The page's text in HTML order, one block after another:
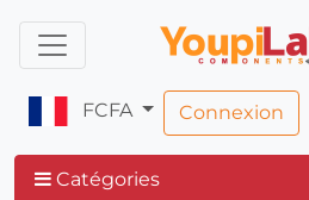
FCFA Connexion
Catégories